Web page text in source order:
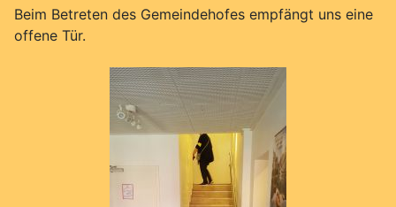
Beim Betreten des Gemeindehofes empfängt uns eine
offene Tür.